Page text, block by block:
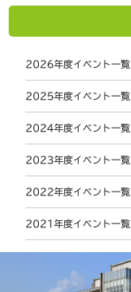
2026年度イベント一覧
2025年度イベント一覧
2024年度イベント一覧
2023年度イベント一覧
2022年度イベント一覧
2021年度イベント一覧